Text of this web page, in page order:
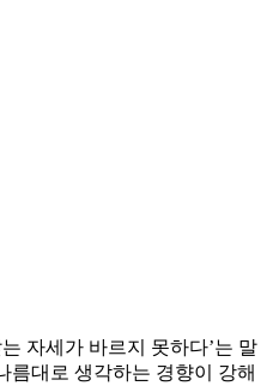
자세가 바르지 못하다’는 말
름대로 생각하는 경향이 강해